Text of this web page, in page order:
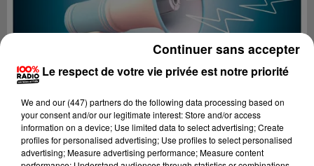
Le respect de votre vie privée est notre priorité
We and our (447) partnersdo the following data processing based on
your consent and/or our legitimate interest: Store and/or access
information on a device; Use limited data to select advertising; Create
profiles for personalised advertising; Use profiles to select personalised
advertising; Measure advertising performance; Measure content
Continuer sans accepter